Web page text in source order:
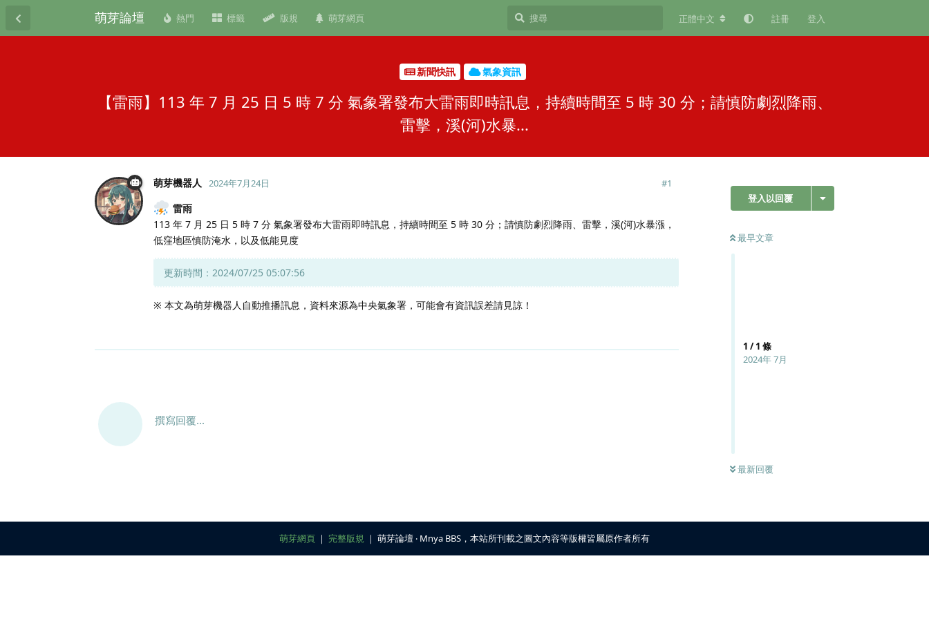
萌芽論壇 熱門 標籤 版規 萌芽網頁 正體中文 註冊 登入
新聞快訊 氣象資訊
【雷雨】113 年 7 月 25 日 5 時 7 分 氣象署發布大雷雨即時訊息，持續時間至 5 時 30 分；請慎防劇烈降雨、
雷擊，溪(河)水暴...
登入以回覆
最早文章
1 /1 條
2024年 7月
最新回覆
萌芽機器人 2024年7月24日 #1
雷雨
113 年 7 月 25 日 5 時 7 分 氣象署發布大雷雨即時訊息，持續時間至 5 時 30 分；請慎防劇烈降雨、雷擊，溪(河)水暴漲，
低窪地區慎防淹水，以及低能見度
更新時間：2024/07/25 05:07:56
※ 本文為萌芽機器人自動推播訊息，資料來源為中央氣象署，可能會有資訊誤差請見諒！
撰寫回覆...
萌芽網頁 ｜ 完整版規 ｜ 萌芽論壇 ‧ Mnya BBS，本站所刊載之圖文內容等版權皆屬原作者所有